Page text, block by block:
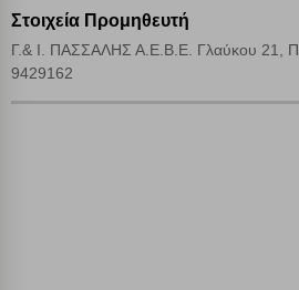
Στοιχεία Προμηθευτή
Γ.& Ι. ΠΑΣΣΑΛΗΣ Α.Ε.Β.Ε. Γλαύκου 21,
9429162
Αποδοχή όλων